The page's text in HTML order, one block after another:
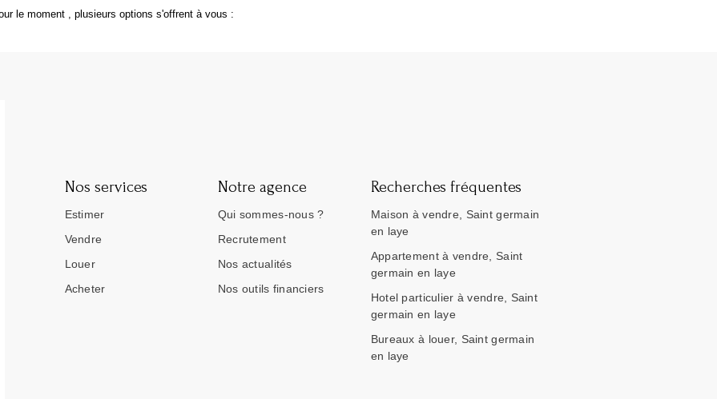
le moment , plusieurs options s'offrent à vous :
Nos services
Estimer
Vendre
Louer
Acheter
Notre agence
Qui sommes-nous ?
Recrutement
Nos actualités
Nos outils financiers
Recherches fréquentes
Maison à vendre, Saint germain
en laye
Appartement à vendre, Saint
germain en laye
Hotel particulier à vendre, Saint
germain en laye
Bureaux à louer, Saint germain
en laye